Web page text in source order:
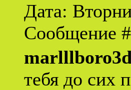
Дата:
Сообщение
тебя до сих